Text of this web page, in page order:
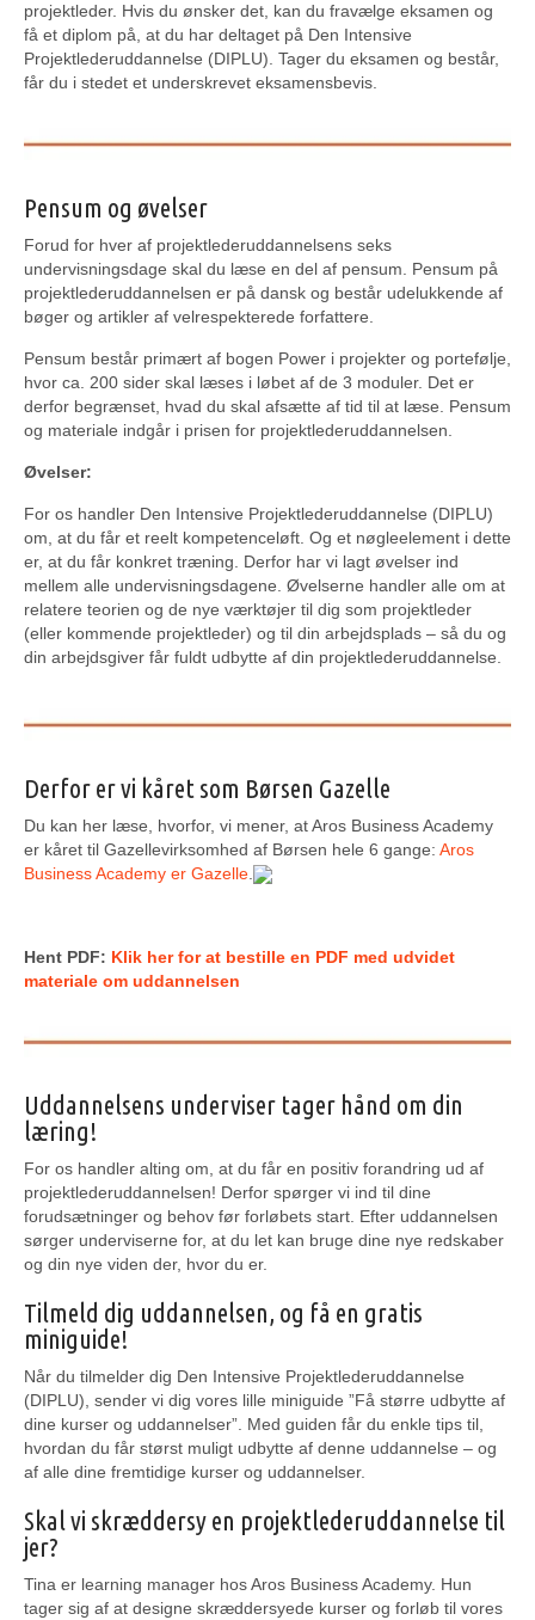
projektleder. Hvis du ønsker det, kan du fravælge eksamen og
få et diplom på, at du har deltaget på Den Intensive
Projektlederuddannelse (DIPLU). Tager du eksamen og består,
får du i stedet et underskrevet eksamensbevis.
Pensum og øvelser
Forud for hver af projektlederuddannelsens seks
undervisningsdage skal du læse en del af pensum. Pensum på
projektlederuddannelsen er på dansk og består udelukkende af
bøger og artikler af velrespekterede forfattere.
Pensum består primært af bogen Power i projekter og portefølje,
hvor ca. 200 sider skal læses i løbet af de 3 moduler. Det er
derfor begrænset, hvad du skal afsætte af tid til at læse. Pensum
og materiale indgår i prisen for projektlederuddannelsen.
Øvelser:
For os handler Den Intensive Projektlederuddannelse (DIPLU)
om, at du får et reelt kompetenceløft. Og et nøgleelement i dette
er, at du får konkret træning. Derfor har vi lagt øvelser ind
mellem alle undervisningsdagene. Øvelserne handler alle om at
relatere teorien og de nye værktøjer til dig som projektleder
(eller kommende projektleder) og til din arbejdsplads – så du og
din arbejdsgiver får fuldt udbytte af din projektlederuddannelse.
Derfor er vi kåret som Børsen Gazelle
Du kan her læse, hvorfor, vi mener, at Aros Business Academy
er kåret til Gazellevirksomhed af Børsen hele 6 gange: Aros
Business Academy er Gazelle
Hent PDF: Klik her for at bestille en PDF med udvidet
materiale om uddannelsen
Uddannelsens underviser tager hånd om din
læring!
For os handler alting om, at du får en positiv forandring ud af
projektlederuddannelsen! Derfor spørger vi ind til dine
forudsætninger og behov før forløbets start. Efter uddannelsen
sørger underviserne for, at du let kan bruge dine nye redskaber
og din nye viden der, hvor du er.
Tilmeld dig uddannelsen, og få en gratis
miniguide!
Når du tilmelder dig Den Intensive Projektlederuddannelse
(DIPLU), sender vi dig vores lille miniguide ”Få større udbytte af
dine kurser og uddannelser”. Med guiden får du enkle tips til,
hvordan du får størst muligt udbytte af denne uddannelse – og
af alle dine fremtidige kurser og uddannelser.
Skal vi skræddersy en projektlederuddannelse til
jer?
Tina er learning manager hos Aros Business Academy. Hun
tager sig af at designe skræddersyede kurser og forløb til vores